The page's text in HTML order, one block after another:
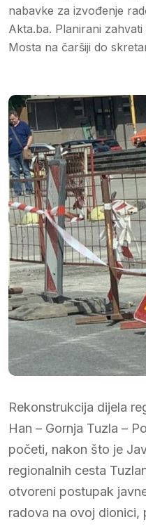
nabavke za izvođenje
Akta.ba. Planirani
Mosta na čaršiji do
Rekonstrukcija dijela
Han – Gornja Tuzla –
početi, nakon što je
regionalnih cesta
otvoreni postupak
radova na ovoj dionici,